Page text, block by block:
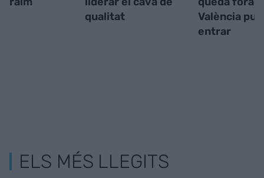
qualitat
València
entrar
ELS MÉS LLEGITS